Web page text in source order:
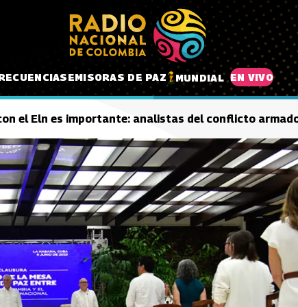
EMISORAS DE PAZ MUNDIAL EN VIVO
el Eln es importante: analistas del conflicto